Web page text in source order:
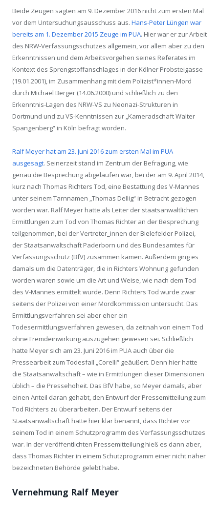
Beide Zeugen sagten am 9. Dezember 2016 nicht zum ersten Mal
vor dem Untersuchungsausschuss aus. Hans-Peter Lüngen war
bereits am 1. Dezember 2015 Zeuge im PUA. Hier war er zur Arbeit
des NRW-Verfassungsschutzes allgemein, vor allem aber zu den
Erkenntnissen und dem Arbeitsvorgehen seines Referates im
Kontext des Sprengstoffanschlages in der Kölner Probsteigasse
(19.01.2001), im Zusammenhang mit dem Polizist*innen-Mord
durch Michael Berger (14.06.2000) und schließlich zu den
Erkenntnis-Lagen des NRW-VS zu Neonazi-Strukturen in
Dortmund und zu VS-Kenntnissen zur „Kameradschaft Walter
Spangenberg“ in Köln befragt worden.
Ralf Meyer hat am 23. Juni 2016 zum ersten Mal im PUA
ausgesagt. Seinerzeit stand im Zentrum der Befragung, wie
genau die Besprechung abgelaufen war, bei der am 9. April 2014,
kurz nach Thomas Richters Tod, eine Bestattung des V-Mannes
unter seinem Tarnnamen „Thomas Dellig“ in Betracht gezogen
worden war. Ralf Meyer hatte als Leiter der staatsanwaltlichen
Ermittlungen zum Tod von Thomas Richter an der Besprechung
teilgenommen, bei der Vertreter_innen der Bielefelder Polizei,
der Staatsanwaltschaft Paderborn und des Bundesamtes für
Verfassungsschutz (BfV) zusammen kamen. Außerdem ging es
damals um die Datenträger, die in Richters Wohnung gefunden
worden waren sowie um die Art und Weise, wie nach dem Tod
des V-Mannes ermittelt wurde. Denn Richters Tod wurde zwar
seitens der Polizei von einer Mordkommission untersucht. Das
Ermittlungsverfahren sei aber eher ein
Todesermittlungsverfahren gewesen, da zeitnah von einem Tod
ohne Fremdeinwirkung auszugehen gewesen sei. Schließlich
hatte Meyer sich am 23. Juni 2016 im PUA auch über die
Pressearbeit zum Todesfall „Corelli“ geäußert. Denn hier hatte
die Staatsanwaltschaft – wie in Ermittlungen dieser Dimensionen
üblich – die Pressehoheit. Das BfV habe, so Meyer damals, aber
einen Anteil daran gehabt, den Entwurf der Pressemitteilung zum
Tod Richters zu überarbeiten. Der Entwurf seitens der
Staatsanwaltschaft hatte hier klar benannt, dass Richter vor
seinem Tod in einem Schutzprogramm des Verfassungsschutzes
war. In der veröffentlichten Pressemitteilung hieß es dann aber,
dass Thomas Richter in einem Schutzprogramm einer nicht näher
bezeichneten Behörde gelebt habe.
Vernehmung Ralf Meyer